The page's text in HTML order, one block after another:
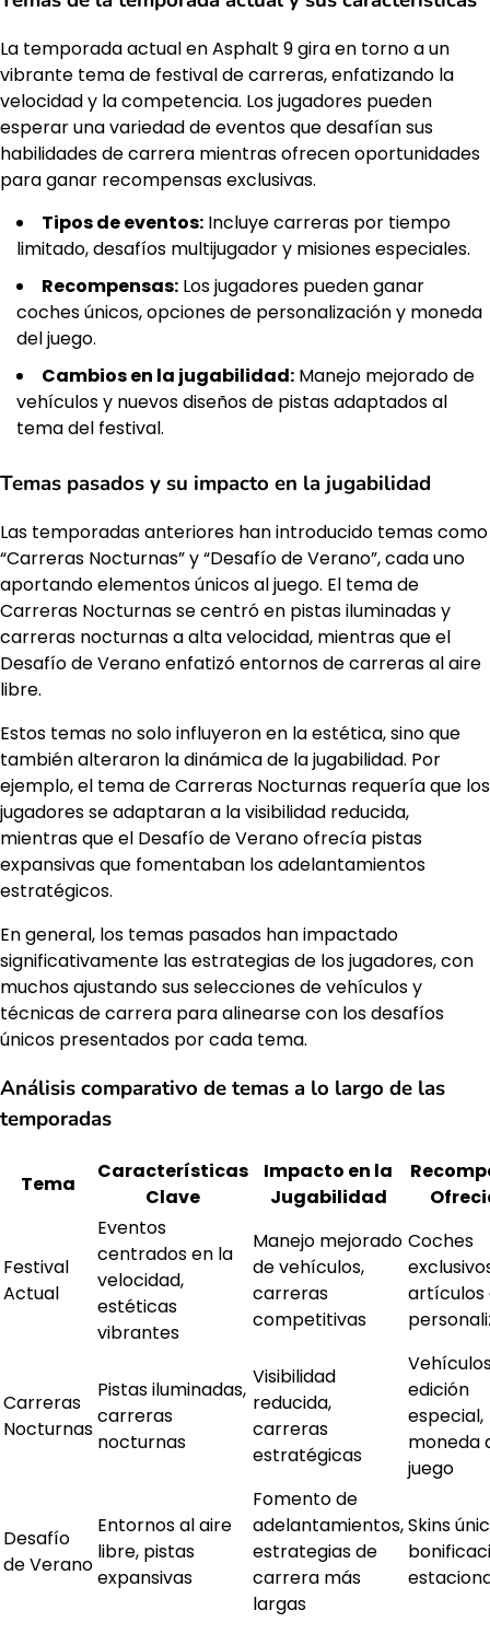
La temporada actual en Asphalt 9 gira en torno a un
vibrante tema de festival de carreras, enfatizando la
velocidad y la competencia. Los jugadores pueden
esperar una variedad de eventos que desafían sus
habilidades de carrera mientras ofrecen oportunidades
para ganar recompensas exclusivas.
Tipos de eventos: Incluye carreras por tiempo
limitado, desafíos multijugador y misiones especiales.
Recompensas: Los jugadores pueden ganar
coches únicos, opciones de personalización y moneda
del juego.
Cambios en la jugabilidad: Manejo mejorado de
vehículos y nuevos diseños de pistas adaptados al
tema del festival.
Temas pasados y su impacto en la jugabilidad
Las temporadas anteriores han introducido temas como
“Carreras Nocturnas” y “Desafío de Verano”, cada uno
aportando elementos únicos al juego. El tema de
Carreras Nocturnas se centró en pistas iluminadas y
carreras nocturnas a alta velocidad, mientras que el
Desafío de Verano enfatizó entornos de carreras al aire
libre.
Estos temas no solo influyeron en la estética, sino que
también alteraron la dinámica de la jugabilidad. Por
ejemplo, el tema de Carreras Nocturnas requería que los
jugadores se adaptaran a la visibilidad reducida,
mientras que el Desafío de Verano ofrecía pistas
expansivas que fomentaban los adelantamientos
estratégicos.
En general, los temas pasados han impactado
significativamente las estrategias de los jugadores, con
muchos ajustando sus selecciones de vehículos y
técnicas de carrera para alinearse con los desafíos
únicos presentados por cada tema.
Análisis comparativo de temas a lo largo de las
temporadas
Tema
Características
Clave
Impacto en la
Jugabilidad
Festival
Actual
Eventos
centrados en la
velocidad,
estéticas
vibrantes
Manejo mejorado
de vehículos,
carreras
competitivas
Coches
artículos
Carreras
Nocturnas
Pistas iluminadas,
carreras
nocturnas
Visibilidad
reducida,
carreras
estratégicas
edición
especial,
moneda
juego
Desafío
de Verano
Entornos al aire
libre, pistas
expansivas
Fomento de
adelantamientos,
estrategias de
carrera más
largas
Skins